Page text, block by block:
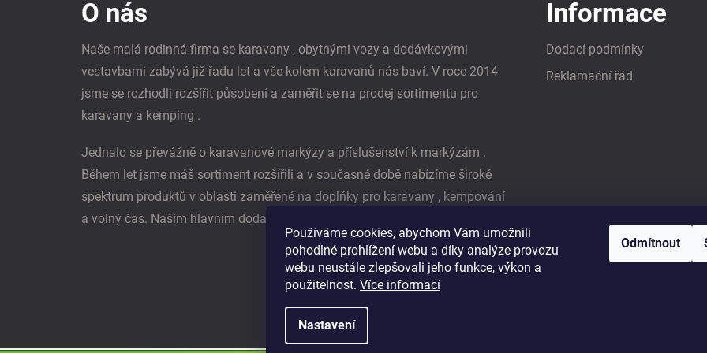
Používáme cookies, abychom Vám umožnili
pohodlné prohlížení webu a díky analýze provozu
webu neustále zlepšovali jeho funkce, výkon a
použitelnost. Více informací
Nastavení
Odmítnout
O nás
Naše malá rodinná firma se karavany , obytnými vozy a dodávkovými
vestavbami zabývá již řadu let a vše kolem karavanů nás baví. V roce 2014
jsme se rozhodli rozšířit působení a zaměřit se na prodej sortimentu pro
karavany a kemping .
Jednalo se převážně o karavanové markýzy a příslušenství k markýzám .
Během let jsme máš sortiment rozšířili a v současné době nabízíme široké
spektrum produktů v oblasti zaměřené na doplňky pro karavany , kempování
a volný čas. Naším hlavním dodavatel je německá firma Reimo
Informace
Dodací podmínky
Reklamační řád